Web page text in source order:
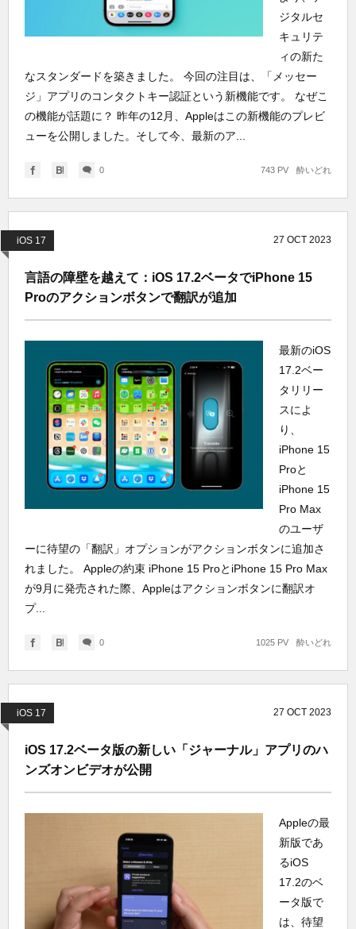
ジタルセ
キュリテ
ィの新た
なスタンダードを築きました。 今回の注目は、「メッセー
ジ」アプリのコンタクトキー認証という新機能です。 なぜこ
の機能が話題に？ 昨年の12月、Appleはこの新機能のプレビ
ューを公開しました。そして今、最新のア...
0 酔いどれ
743 PV
iOS 17 27 OCT 2023
言語の障壁を越えて：iOS 17.2ベータでiPhone 15
Proのアクションボタンで翻訳が追加
最新のiOS
17.2ベー
タリリー
スによ
り、
iPhone 15
Proと
iPhone 15
Pro Max
のユーザ
ーに待望の「翻訳」オプションがアクションボタンに追加さ
れました。 Appleの約束 iPhone 15 ProとiPhone 15 Pro Max
が9月に発売された際、Appleはアクションボタンに翻訳オ
プ...
0 酔いどれ
1025 PV
iOS 17 27 OCT 2023
iOS 17.2ベータ版の新しい「ジャーナル」アプリのハ
ンズオンビデオが公開
Appleの最
新版であ
るiOS
17.2のベ
ータ版で
は、待望